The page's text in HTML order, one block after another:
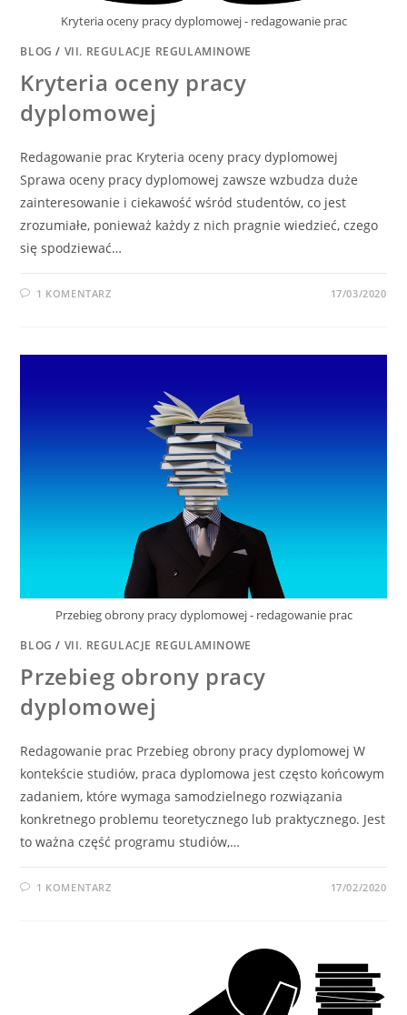
Kryteria oceny pracy dyplomowej - redagowanie prac
BLOG / VII. REGULACJE REGULAMINOWE
Kryteria oceny pracy
dyplomowej
Redagowanie prac Kryteria oceny pracy dyplomowej
Sprawa oceny pracy dyplomowej zawsze wzbudza duże
zainteresowanie i ciekawość wśród studentów, co jest
zrozumiałe, ponieważ każdy z nich pragnie wiedzieć, czego
się spodziewać…
1 KOMENTARZ 17/03/2020
Przebieg obrony pracy dyplomowej - redagowanie prac
BLOG / VII. REGULACJE REGULAMINOWE
Przebieg obrony pracy
dyplomowej
Redagowanie prac Przebieg obrony pracy dyplomowej W
kontekście studiów, praca dyplomowa jest często końcowym
zadaniem, które wymaga samodzielnego rozwiązania
konkretnego problemu teoretycznego lub praktycznego. Jest
to ważna część programu studiów,…
1 KOMENTARZ 17/02/2020